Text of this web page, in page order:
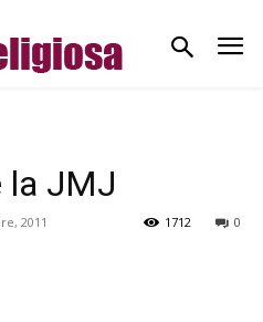
la JMJ
2011 0
1712